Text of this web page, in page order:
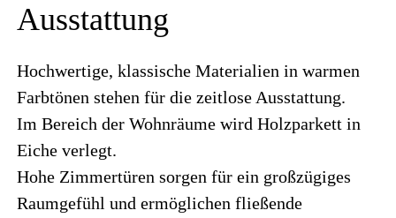
Ausstattung
Hochwertige, klassische Materialien in warmen
Farbtönen stehen für die zeitlose Ausstattung.
Im Bereich der Wohnräume wird Holzparkett in
Eiche verlegt.
Hohe Zimmertüren sorgen für ein großzügiges
Raumgefühl und ermöglichen fließende